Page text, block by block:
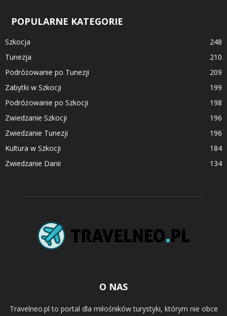
POPULARNE KATEGORIE
Szkocja
248
Tunezja
210
Podróżowanie po Tunezji
209
Zabytki w Szkocji
199
Podróżowanie po Szkocji
198
Zwiedzanie Szkocji
196
Zwiedzanie Tunezji
196
Kultura w Szkocji
184
Zwiedzanie Danii
134
O NAS
Travelneo.pl to portal dla miłośników turystyki, którym nie obce